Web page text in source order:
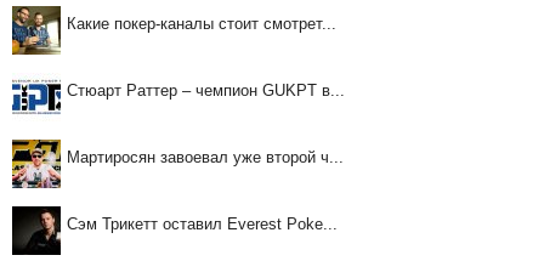
Какие покер-каналы стоит смотрет...
Стюарт Раттер – чемпион GUKPT в...
Мартиросян завоевал уже второй ч...
Сэм Трикетт оставил Everest Poke...